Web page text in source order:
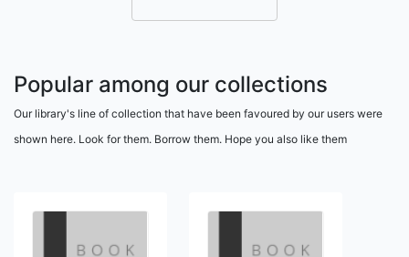
Popular among our collections
Our library's line of collection that have been favoured by our users were
shown here. Look for them. Borrow them. Hope you also like them